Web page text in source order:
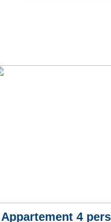
Appartement 4